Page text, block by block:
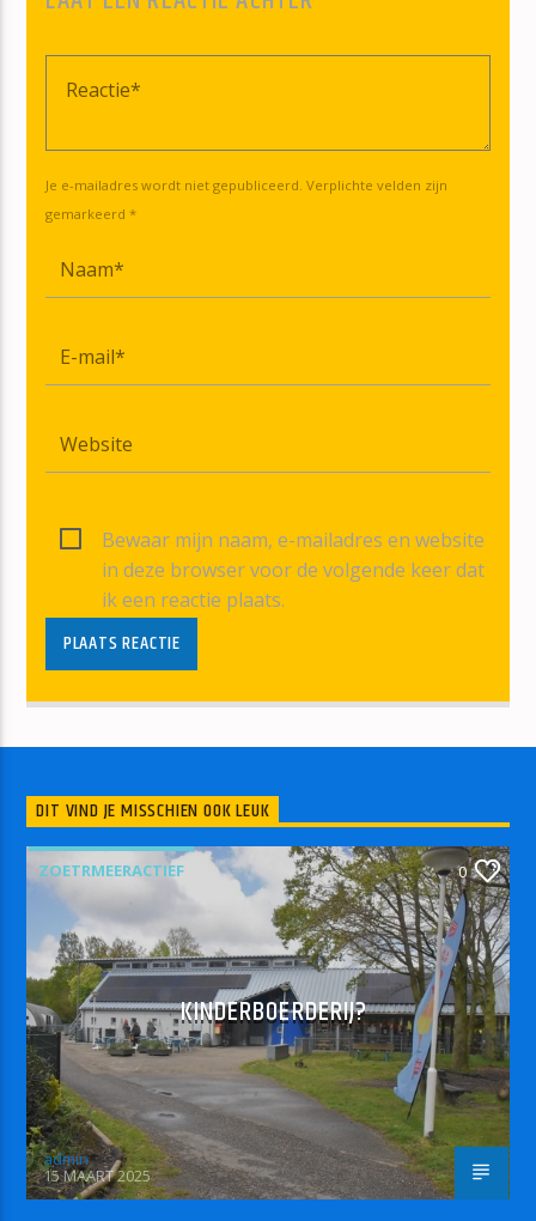
Je e-mailadres wordt niet gepubliceerd. Verplichte velden zijn
gemarkeerd *
Bewaar mijn naam, e-mailadres en website
in deze browser voor de volgende keer dat
ik een reactie plaats.
DIT VIND JE MISSCHIEN OOK LEUK
ZOETRMEERACTIEF 0
KINDERBOERDERIJ?
admin
15 MAART 2025